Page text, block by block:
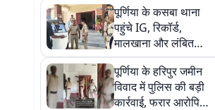
विदाई
पूर्णिया के कसबा थाना
पहुंचे IG, रिकॉर्ड,
मालखाना और लंबित
मामलों की समीक्षा कर दिए
सख्त निर्देश
पूर्णिया के हरिपुर जमीन
विवाद में पुलिस की बड़ी
कार्रवाई, फरार आरोपियों